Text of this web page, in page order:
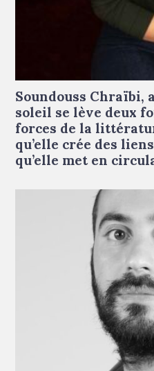
Soundouss Chraïbi © Francesca
Soundouss Chraïbi,
soleil se lève deux
forces de la
qu’elle crée des
qu’elle met en